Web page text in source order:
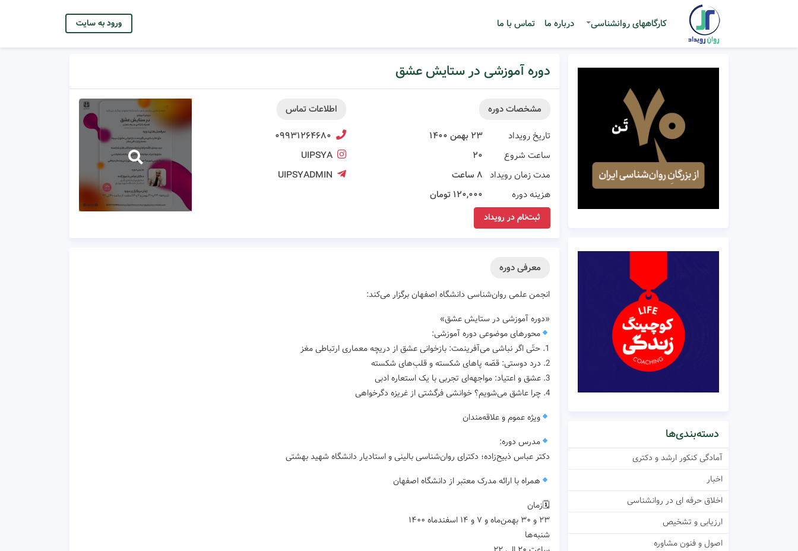
کارگاههای روانشناسی درباره ما تماس با ما ورود به سایت
دوره آموزشی در ستایش عشق
اطلاعات تماس
۰۹۹۳۱۲۶۴۶۸۰
UIPSYA
UIPSYADMIN
مشخصات دوره
تاریخ رویداد
۲۳ بهمن ۱۴۰۰
ساعت شروع
۲۰
مدت زمان رویداد ۸ ساعت
هزینه دوره
۱۲۰,۰۰۰ تومان
ثبت‌نام در رویداد
معرفی دوره
انجمن علمی روان‌شناسی دانشگاه اصفهان برگزار می‌کند:
«دوره آموزشی در ستایش عشق»
محورهای موضوعی دوره آموزشی:
1. حتّی اگر نباشی می‌آفرینمت: بازخوانی عشق از دریچه معماری ارتباطی مغز
2. درد دوستی: قصّه پاهای شکسته و قلب‌های شکسته
3. عشق و اعتیاد: مواجهه‌ای تجربی با یک استعاره ادبی
4. چرا عاشق می‌شویم؟ خوانشی فرگشتی از غریزه دگرخواهی
ویژه عموم و علاقه‌مندان
مدرس دوره:
دکتر عباس ذبیح‌زاده؛ دکترای روان‌شناسی بالینی و استادیار دانشگاه شهید بهشتی
همراه با ارائه مدرک معتبر از دانشگاه اصفهان
🗓زمان
۲۳ و ۳۰ بهمن‌ماه و ۷ و ۱۴ اسفند‌ماه ۱۴۰۰
شنبه‌ها
دسته‌بندی‌ها
آمادگی کنکور ارشد و دکتری
اخبار
اخلاق حرفه ای در روانشناسی
ارزیابی و تشخیص
اصول و فنون مشاوره